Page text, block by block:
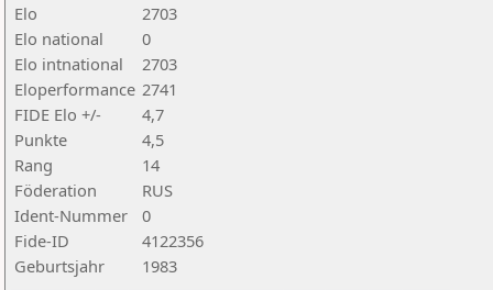
Elo
2703
Elo national
0
Elo intnational
2703
Eloperformance 2741
FIDE Elo +/-
4,7
Punkte
4,5
Rang
14
Föderation
RUS
Ident-Nummer
0
Fide-ID
4122356
Geburtsjahr
1983